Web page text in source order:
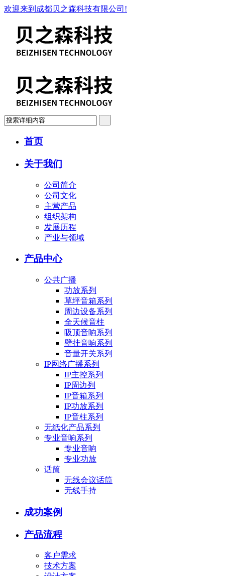
欢迎来到成都贝之森科技有限公司!
首页
关于我们
公司简介
公司文化
主营产品
组织架构
发展历程
产业与领域
产品中心
公共广播
功放系列
草坪音箱系列
周边设备系列
全天候音柱
吸顶音响系列
壁挂音响系列
音量开关系列
IP网络广播系列
IP主控系列
IP周边列
IP音箱系列
IP功放系列
IP音柱系列
无纸化产品系列
专业音响系列
专业音响
专业功放
话筒
无线会议话筒
无线手持
成功案例
产品流程
客户需求
技术方案